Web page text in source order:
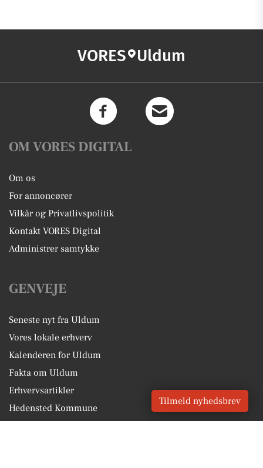
VORES Uldum
OM VORES DIGITAL
Om os
For annoncører
Vilkår og Privatlivspolitik
Kontakt VORES Digital
Administrer samtykke
GENVEJE
Seneste nyt fra Uldum
Vores lokale erhverv
Kalenderen for Uldum
Fakta om Uldum
Erhvervsartikler
Hedensted Kommune
Tilmeld nyhedsbrev